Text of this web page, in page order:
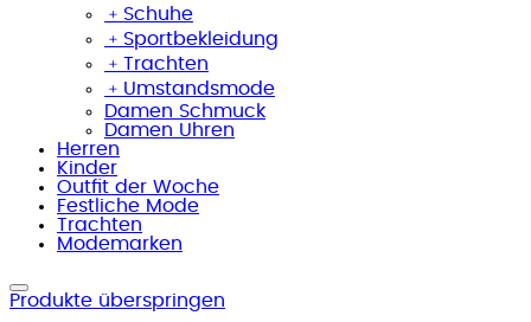
﹢ Schuhe
﹢ Sportbekleidung
﹢ Trachten
﹢ Umstandsmode
Damen Schmuck
Damen Uhren
Herren
Kinder
Outfit der Woche
Festliche Mode
Trachten
Modemarken
Produkte überspringen